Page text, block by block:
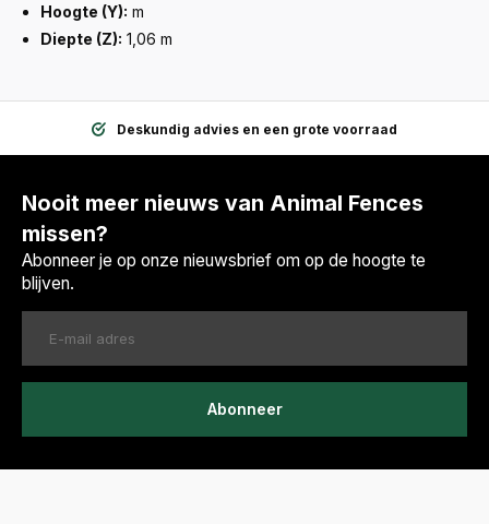
Hoogte (Y): m
Diepte (Z): 1,06 m
Deskundig advies en een grote voorraad
Nooit meer nieuws van Animal Fences
missen?
Abonneer je op onze nieuwsbrief om op de hoogte te
blijven.
Abonneer